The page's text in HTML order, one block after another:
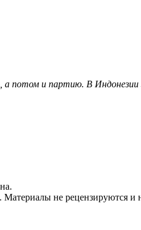
а потом и партию. В
Материалы не рецензируются и